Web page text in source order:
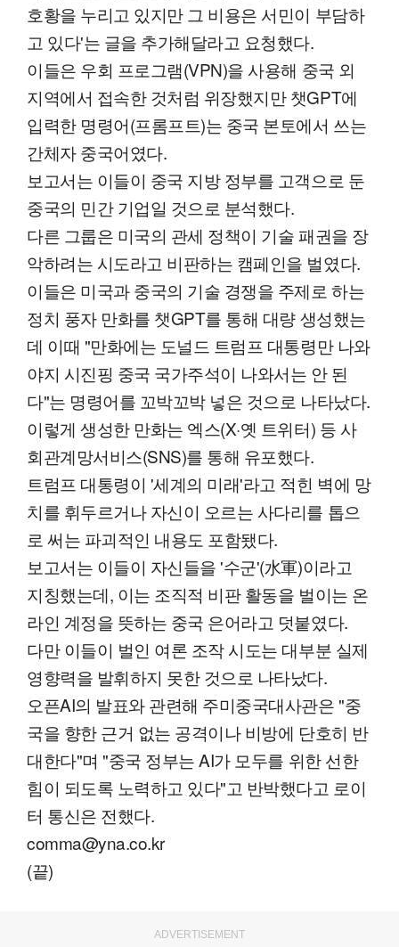
호황을 누리고 있지만 그 비용은 서민이 부담하
고 있다'는 글을 추가해달라고 요청했다.
이들은 우회 프로그램(VPN)을 사용해 중국 외
지역에서 접속한 것처럼 위장했지만 챗GPT에
입력한 명령어(프롬프트)는 중국 본토에서 쓰는
간체자 중국어였다.
보고서는 이들이 중국 지방 정부를 고객으로 둔
중국의 민간 기업일 것으로 분석했다.
다른 그룹은 미국의 관세 정책이 기술 패권을 장
악하려는 시도라고 비판하는 캠페인을 벌였다.
이들은 미국과 중국의 기술 경쟁을 주제로 하는
정치 풍자 만화를 챗GPT를 통해 대량 생성했는
데 이때 "만화에는 도널드 트럼프 대통령만 나와
야지 시진핑 중국 국가주석이 나와서는 안 된
다"는 명령어를 꼬박꼬박 넣은 것으로 나타났다.
이렇게 생성한 만화는 엑스(X·옛 트위터) 등 사
회관계망서비스(SNS)를 통해 유포했다.
트럼프 대통령이 '세계의 미래'라고 적힌 벽에 망
치를 휘두르거나 자신이 오르는 사다리를 톱으
로 써는 파괴적인 내용도 포함됐다.
보고서는 이들이 자신들을 '수군'(水軍)이라고
지칭했는데, 이는 조직적 비판 활동을 벌이는 온
라인 계정을 뜻하는 중국 은어라고 덧붙였다.
다만 이들이 벌인 여론 조작 시도는 대부분 실제
영향력을 발휘하지 못한 것으로 나타났다.
오픈AI의 발표와 관련해 주미중국대사관은 "중
국을 향한 근거 없는 공격이나 비방에 단호히 반
대한다"며 "중국 정부는 AI가 모두를 위한 선한
힘이 되도록 노력하고 있다"고 반박했다고 로이
터 통신은 전했다.
comma@yna.co.kr
(끝)
ADVERTISEMENT